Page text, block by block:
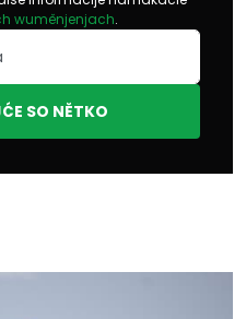
wuměnjenjach.
SO NĚTKO